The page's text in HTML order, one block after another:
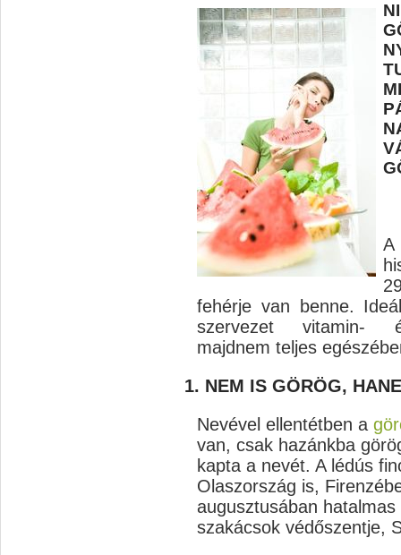
A
fehérje van benne.
szervezet vitamin-
majdnem teljes
1. NEM IS GÖRÖG,
Nevével ellentétben a
van, csak hazánkba
kapta a nevét. A lédús
Olaszország is,
augusztusában
szakácsok védőszentje,